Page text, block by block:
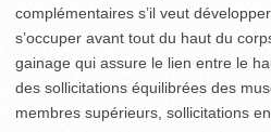
complémentaires s’il veut
s’occuper avant tout du haut du
gainage qui assure le lien entre le
des sollicitations équilibrées des
membres supérieurs, sollicitations